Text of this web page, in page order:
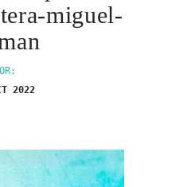
miguel-
2022